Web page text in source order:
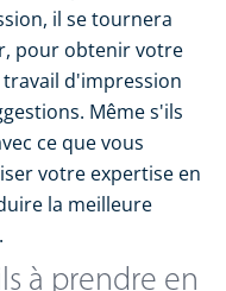
il se tournera
pour obtenir votre
d'impression
Même s'ils
ce que vous
votre expertise en
la meilleure
à prendre en